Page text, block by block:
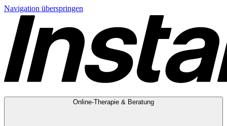
Navigation überspringen
Online-Therapie & Beratung